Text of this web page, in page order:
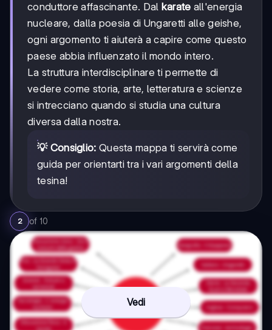
conduttore affascinante. Dal karate all'energia
nucleare, dalla poesia di Ungaretti alle geishe,
ogni argomento ti aiuterà a capire come questo
paese abbia influenzato il mondo intero.
La struttura interdisciplinare ti permette di
vedere come storia, arte, letteratura e scienze
si intrecciano quando si studia una cultura
diversa dalla nostra.
💡 Consiglio: Questa mappa ti servirà come
guida per orientarti tra i vari argomenti della
tesina!
2 of 10
Vedi